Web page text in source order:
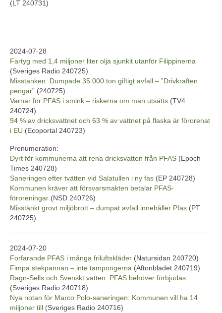
(LT 240731)
2024-07-28
Fartyg med 1,4 miljoner liter olja sjunkit utanför Filippinerna
(Sveriges Radio 240725)
Misstanken: Dumpade 35 000 ton giftigt avfall – ”Drivkraften
pengar” (240725)
Varnar för PFAS i smink – riskerna om man utsätts (TV4
240724)
94 % av dricksvattnet och 63 % av vattnet på flaska är förorenat
i EU (Ecoportal 240723)
Prenumeration:
Dyrt för kommunerna att rena dricksvatten från PFAS (Epoch
Times 240728)
Saneringen efter tvätten vid Salatullen i ny fas (EP 240728)
Kommunen kräver att försvarsmakten betalar PFAS-
föroreningar (NSD 240726)
Misstänkt grovt miljöbrott – dumpat avfall innehåller Pfas (PT
240725)
2024-07-20
Forfarande PFAS i många frilufts­kläder (Natursidan 240720)
Fimpa stekpannan – inte tampongerna (Aftonbladet 240719)
Ragn-Sells och Svenskt vatten: PFAS behöver förbjudas
(Sveriges Radio 240718)
Nya notan för Marco Polo-saneringen: Kommunen vill ha 14
miljoner till (Sveriges Radio 240716)